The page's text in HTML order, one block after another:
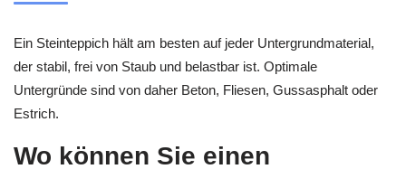
Ein Steinteppich hält am besten auf jeder Untergrundmaterial,
der stabil, frei von Staub und belastbar ist. Optimale
Untergründe sind von daher Beton, Fliesen, Gussasphalt oder
Estrich.
Wo können Sie einen